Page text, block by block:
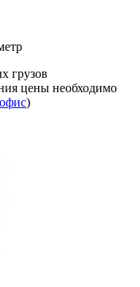
грузов
цены необходимо
)